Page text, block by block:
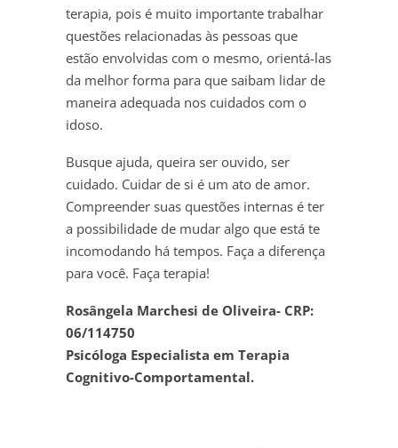
terapia, pois é muito importante trabalhar
questões relacionadas às pessoas que
estão envolvidas com o mesmo, orientá-las
da melhor forma para que saibam lidar de
maneira adequada nos cuidados com o
idoso.
Busque ajuda, queira ser ouvido, ser
cuidado. Cuidar de si é um ato de amor.
Compreender suas questões internas é ter
a possibilidade de mudar algo que está te
incomodando há tempos. Faça a diferença
para você. Faça terapia!
Rosângela Marchesi de Oliveira- CRP:
06/114750
Psicóloga Especialista em Terapia
Cognitivo-Comportamental.